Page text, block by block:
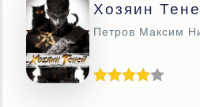
Хозяин
Петров Максим